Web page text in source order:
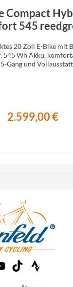
Compact
545
20 Zoll E-Bike mit
545 Wh Akku,
Nexus 5-Gang und
2.599,00 €